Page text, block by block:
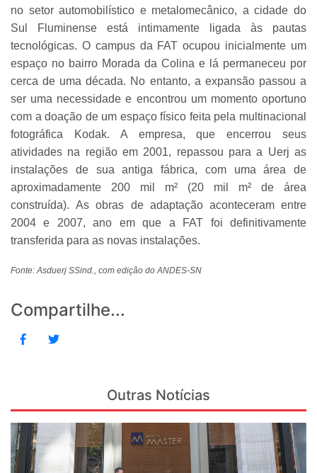
no setor automobilístico e metalomecânico, a cidade do
Sul Fluminense está intimamente ligada às pautas
tecnológicas. O campus da FAT ocupou inicialmente um
espaço no bairro Morada da Colina e lá permaneceu por
cerca de uma década. No entanto, a expansão passou a
ser uma necessidade e encontrou um momento oportuno
com a doação de um espaço físico feita pela multinacional
fotográfica Kodak. A empresa, que encerrou seus
atividades na região em 2001, repassou para a Uerj as
instalações de sua antiga fábrica, com uma área de
aproximadamente 200 mil m² (20 mil m² de área
construída). As obras de adaptação aconteceram entre
2004 e 2007, ano em que a FAT foi definitivamente
transferida para as novas instalações.
Fonte: Asduerj SSind., com edição do ANDES-SN
Compartilhe...
Outras Notícias